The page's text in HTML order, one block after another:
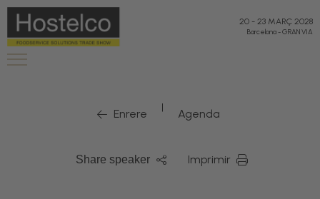
20 - 23 MARÇ 2028
Barcelona-GRAN VIA
Enrere | Agenda
Share speaker Imprimir